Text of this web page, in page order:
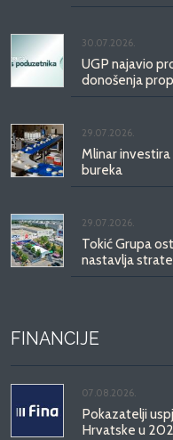
30.07.2026.
UGP najavio
donošenja
29.07.2026.
Mlinar investira
bureka
29.07.2026.
Tokić Grupa
nastavlja
FINANCIJE
07.08.2026.
Pokazatelji
Hrvatske u